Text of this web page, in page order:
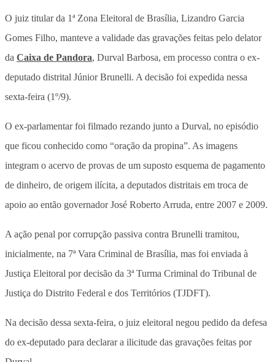
O juiz titular da 1ª Zona Eleitoral de Brasília, Lizandro Garcia
Gomes Filho, manteve a validade das gravações feitas pelo delator
da Caixa de Pandora, Durval Barbosa, em processo contra o ex-
deputado distrital Júnior Brunelli. A decisão foi expedida nessa
sexta-feira (1º/9).
O ex-parlamentar foi filmado rezando junto a Durval, no episódio
que ficou conhecido como “oração da propina”. As imagens
integram o acervo de provas de um suposto esquema de pagamento
de dinheiro, de origem ilícita, a deputados distritais em troca de
apoio ao então governador José Roberto Arruda, entre 2007 e 2009.
A ação penal por corrupção passiva contra Brunelli tramitou,
inicialmente, na 7ª Vara Criminal de Brasília, mas foi enviada à
Justiça Eleitoral por decisão da 3ª Turma Criminal do Tribunal de
Justiça do Distrito Federal e dos Territórios (TJDFT).
Na decisão dessa sexta-feira, o juiz eleitoral negou pedido da defesa
do ex-deputado para declarar a ilicitude das gravações feitas por